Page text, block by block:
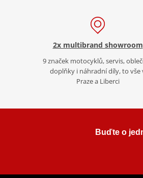
2x multibrand showroom
9 značek motocyklů, servis,
doplňky i náhradní díly, to vše
Praze a Liberci
Buďte o